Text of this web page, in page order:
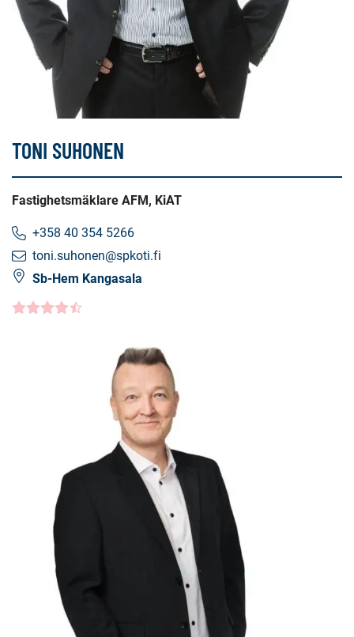
TONI SUHONEN
Fastighetsmäklare AFM, KiAT
+358 40 354 5266
toni.suhonen@spkoti.fi
Sb-Hem Kangasala
Kundbetyg